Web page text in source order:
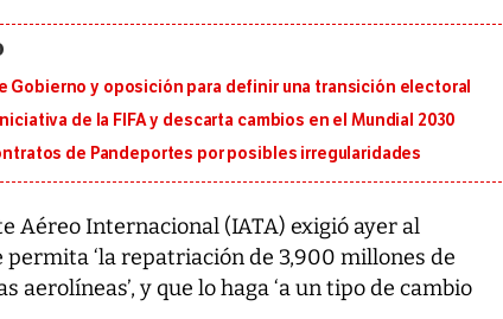
Gobierno y oposición para definir una transición electoral
de la FIFA y descarta cambios en el Mundial 2030
de Pandeportes por posibles irregularidades
Aéreo Internacional (IATA) exigió ayer al
permita ‘la repatriación de 3,900 millones de
aerolíneas’, y que lo haga ‘a un tipo de cambio
presidente de Brasil, Luiz Inácio Lula